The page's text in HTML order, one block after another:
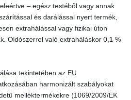
– egész testéből vagy annak
és darálással nyert termék,
extrahálással vagy fizikai úton
Oldószerrel való extraháláskor 0,1 %
tekintetében az EU
harmonizált szabályokat
melléktermékekre (1069/2009/EK